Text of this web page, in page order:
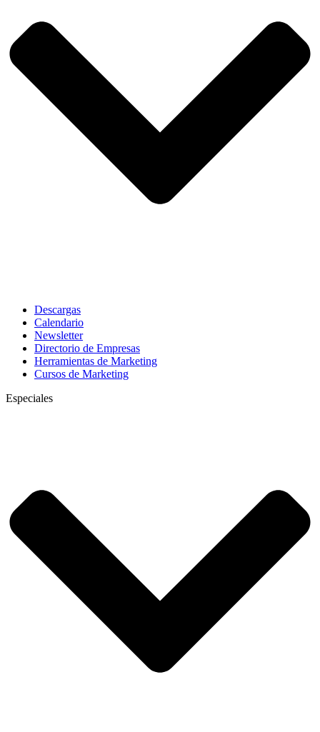
Descargas
Calendario
Newsletter
Directorio de Empresas
Herramientas de Marketing
Cursos de Marketing
Especiales